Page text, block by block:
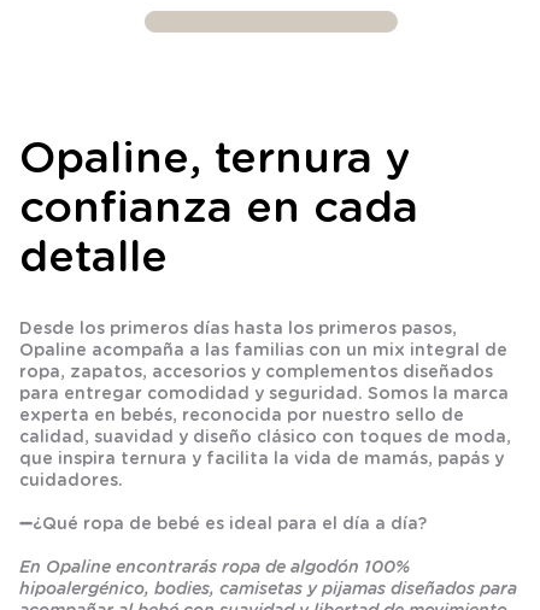
Opaline, ternura y
confianza en cada
detalle
Desde los primeros días hasta los primeros pasos,
Opaline acompaña a las familias con un mix integral de
ropa, zapatos, accesorios y complementos diseñados
para entregar comodidad y seguridad. Somos la marca
experta en bebés, reconocida por nuestro sello de
calidad, suavidad y diseño clásico con toques de moda,
que inspira ternura y facilita la vida de mamás, papás y
cuidadores.
➖¿Qué ropa de bebé es ideal para el día a día?
En Opaline encontrarás ropa de algodón 100%
hipoalergénico, bodies, camisetas y pijamas diseñados para